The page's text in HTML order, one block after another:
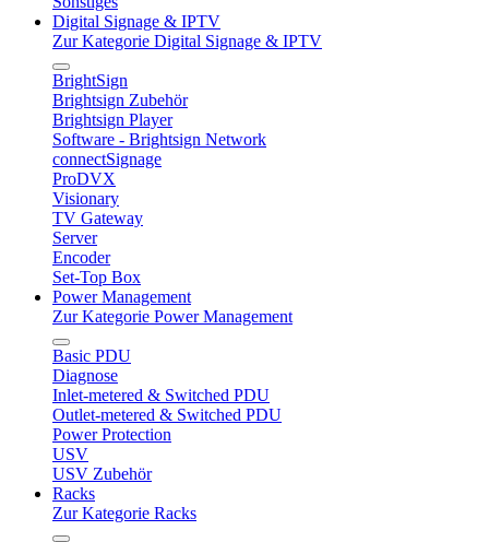
Digital Signage & IPTV
Zur Kategorie Digital Signage & IPTV
BrightSign
Brightsign Zubehör
Brightsign Player
Software - Brightsign Network
connectSignage
ProDVX
Visionary
TV Gateway
Server
Encoder
Set-Top Box
Power Management
Zur Kategorie Power Management
Basic PDU
Diagnose
Inlet-metered & Switched PDU
Outlet-metered & Switched PDU
Power Protection
USV
USV Zubehör
Racks
Zur Kategorie Racks